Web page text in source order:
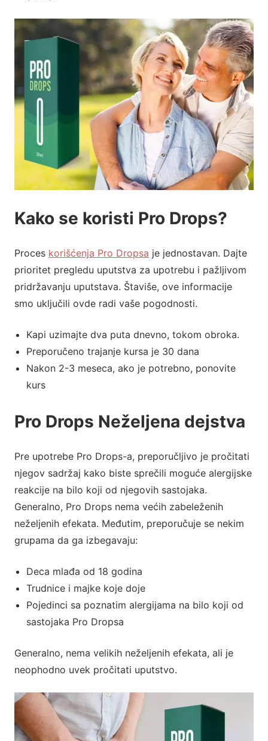
Kako se koristi Pro Drops?
Proces korišćenja Pro Dropsa je jednostavan. Dajte
prioritet pregledu uputstva za upotrebu i pažljivom
pridržavanju uputstava. Štaviše, ove informacije
smo uključili ovde radi vaše pogodnosti.
Kapi uzimajte dva puta dnevno, tokom obroka.
Preporučeno trajanje kursa je 30 dana
Nakon 2-3 meseca, ako je potrebno, ponovite
kurs
Pro Drops Neželjena dejstva
Pre upotrebe Pro Drops-a, ​​preporučljivo je pročitati
njegov sadržaj kako biste sprečili moguće alergijske
reakcije na bilo koji od njegovih sastojaka.
Generalno, Pro Drops nema većih zabeleženih
neželjenih efekata. Međutim, preporučuje se nekim
grupama da ga izbegavaju:
Deca mlađa od 18 godina
Trudnice i majke koje doje
Pojedinci sa poznatim alergijama na bilo koji od
sastojaka Pro Dropsa
Generalno, nema velikih neželjenih efekata, ali je
neophodno uvek pročitati uputstvo.